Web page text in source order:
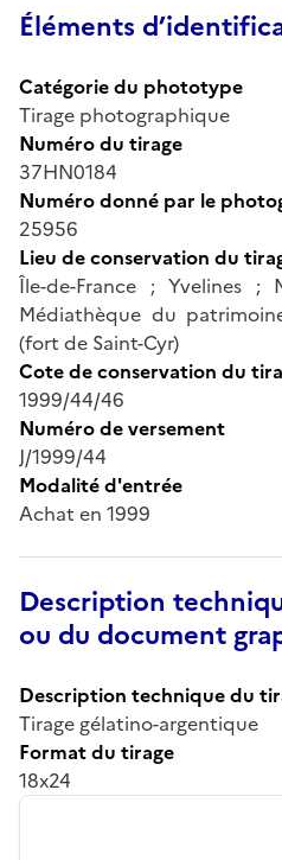
Éléments
Catégorie du phototype
Tirage photographique
Numéro du tirage
37HN0184
Numéro donné par le
25956
Lieu de conservation du
Île-de-France ; Yvelines ;
Médiathèque du
(fort de Saint-Cyr)
Cote de conservation du
1999/44/46
Numéro de versement
J/1999/44
Modalité d'entrée
Achat en 1999
Description
ou du document
Description technique du
Tirage gélatino-argentique
Format du tirage
18x24